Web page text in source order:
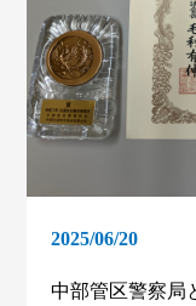
2025/06/20
中部管区警察局